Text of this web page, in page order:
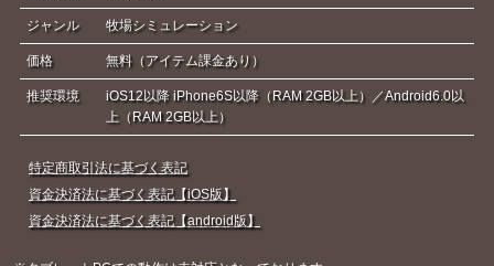
ジャンル 牧場シミュレーション
価格 無料（アイテム課金あり）
推奨環境
iOS12以降 iPhone6S以降（RAM 2GB以上）／Android6.0以
上（RAM 2GB以上）
特定商取引法に基づく表記
資金決済法に基づく表記【iOS版】
資金決済法に基づく表記【android版】